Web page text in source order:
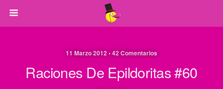
11 Marzo 2012 • 42 Comentarios
Raciones De Epildoritas #60